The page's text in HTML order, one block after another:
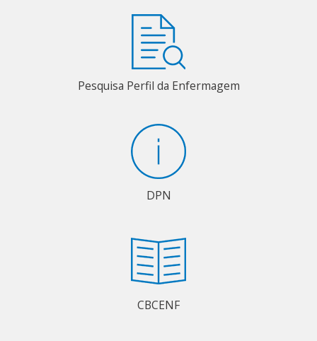
Pesquisa Perfil da Enfermagem
DPN
CBCENF